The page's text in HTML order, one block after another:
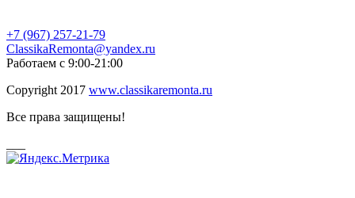
+7 (967) 257-21-79
ClassikaRemonta@yandex.ru
Работаем с 9:00-21:00
Copyright 2017 www.classikaremonta.ru
Все права защищены!